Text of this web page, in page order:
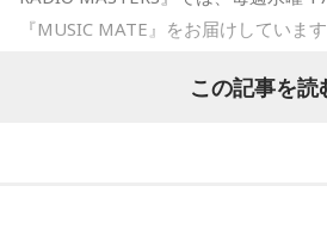
■番組名：
埼玉西武ライオンズvs北海道日本ハ
『MUSIC MATE』をお届けしています
ノ、カルチャーの交差が一層活発と
この記事を読